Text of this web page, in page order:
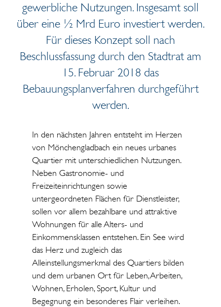
gewerbliche Nutzungen. Insgesamt soll
über eine ½ Mrd Euro investiert werden.
Für dieses Konzept soll nach
Beschlussfassung durch den Stadtrat am
15. Februar 2018 das
Bebauungsplanverfahren durchgeführt
werden.
In den nächsten Jahren entsteht im Herzen
von Mönchengladbach ein neues urbanes
Quartier mit unterschiedlichen Nutzungen.
Neben Gastronomie- und
Freizeiteinrichtungen sowie
untergeordneten Flächen für Dienstleister,
sollen vor allem bezahlbare und attraktive
Wohnungen für alle Alters- und
Einkommensklassen entstehen. Ein See wird
das Herz und zugleich das
Alleinstellungsmerkmal des Quartiers bilden
und dem urbanen Ort für Leben, Arbeiten,
Wohnen, Erholen, Sport, Kultur und
Begegnung ein besonderes Flair verleihen.